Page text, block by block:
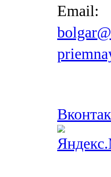
Email: